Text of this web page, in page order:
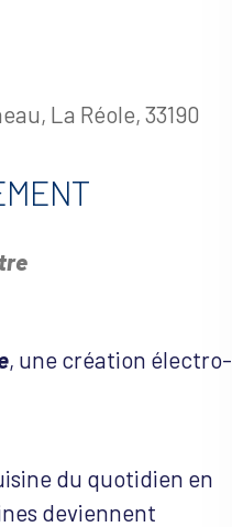
La Réole, 33190
, une création électro-
du quotidien en
deviennent